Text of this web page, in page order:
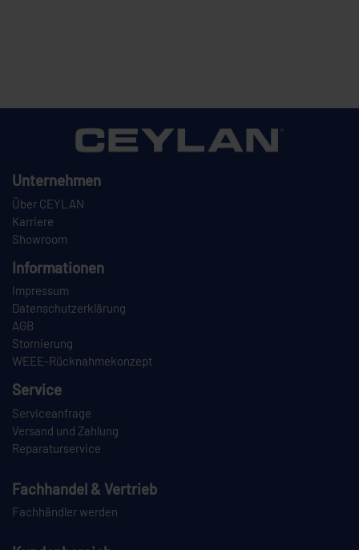
Unternehmen
Über CEYLAN
Karriere
Showroom
Informationen
Impressum
Datenschutzerklärung
AGB
Stornierung
WEEE-Rücknahmekonzept
Service
Serviceanfrage
Versand und Zahlung
Reparaturservice
Fachhandel & Vertrieb
Fachhändler werden